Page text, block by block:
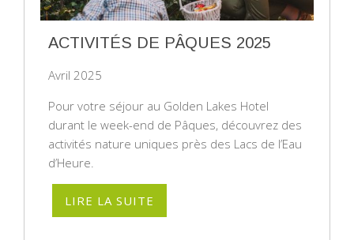
ACTIVITÉS DE PÂQUES 2025
Avril 2025
Pour votre séjour au Golden Lakes Hotel
durant le week-end de Pâques, découvrez des
activités nature uniques près des Lacs de l’Eau
d’Heure.
LIRE LA SUITE